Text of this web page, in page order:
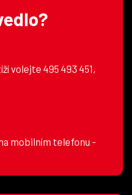
volejte 495 493 451,
mobilním telefonu -